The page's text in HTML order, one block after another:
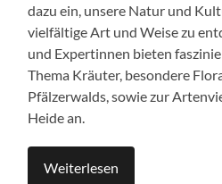
dazu ein, unsere Natur und
vielfältige Art und Weise zu
und Expertinnen bieten
Thema Kräuter, besondere
Pfälzerwalds, sowie zur
Heide an.
Weiterlesen